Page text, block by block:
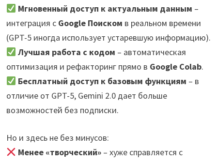
Мгновенный доступ к актуальным данным –
интеграция с Google Поиском в реальном времени
(GPT-5 иногда использует устаревшую информацию).
Лучшая работа с кодом – автоматическая
оптимизация и рефакторинг прямо в Google Colab.
Бесплатный доступ к базовым функциям – в
отличие от GPT-5, Gemini 2.0 дает больше
возможностей без подписки.
Но и здесь не без минусов:
Менее «творческий» – хуже справляется с